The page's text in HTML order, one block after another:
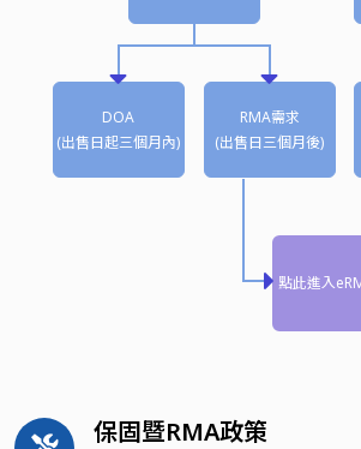
DOA
(出售日起三個月內)
RMA需求
(出售日三個月後)
點此進入
保固暨RMA政策